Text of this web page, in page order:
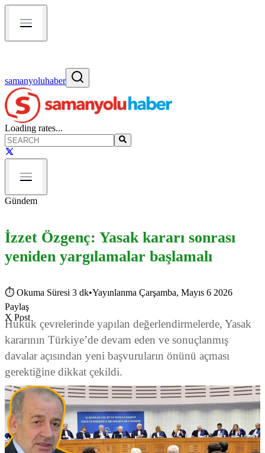
samanyoluhaber
Loading rates...
Gündem
İzzet Özgenç: Yasak kararı sonrası
yeniden yargılamalar başlamalı
⏱ Okuma Süresi 3 dk•Yayınlanma Çarşamba, Mayıs 6 2026
Paylaş
X Post
Hukuk çevrelerinde yapılan değerlendirmelerde, Yasak
kararının Türkiye’de devam eden ve sonuçlanmış
davalar açısından yeni başvuruların önünü açması
gerektiğine dikkat çekildi.